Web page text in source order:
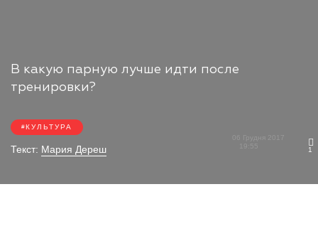
В какую парную лучше идти после
тренировки?
КУЛЬТУРА
Текст: Мария Дереш
06 Грудня 2017
19:55
1